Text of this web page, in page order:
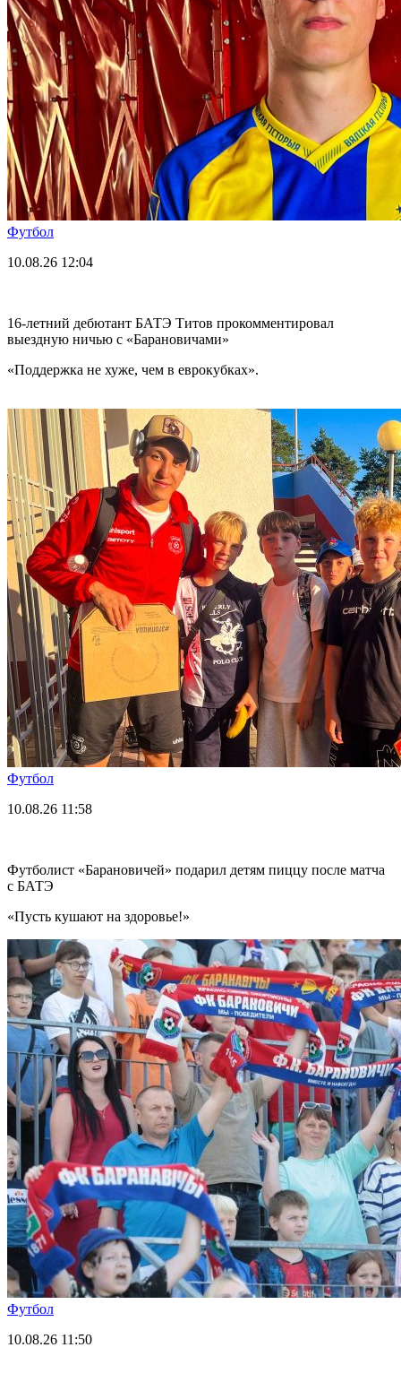
Футбол
10.08.26 12:04
16-летний дебютант БАТЭ Титов прокомментировал
выездную ничью с «Барановичами»
«Поддержка не хуже, чем в еврокубках».
Футбол
10.08.26 11:58
Футболист «Барановичей» подарил детям пиццу после матча
с БАТЭ
«Пусть кушают на здоровье!»
Футбол
10.08.26 11:50